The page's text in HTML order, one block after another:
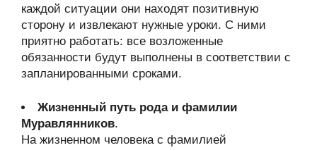
каждой ситуации они находят позитивную
сторону и извлекают нужные уроки. С ними
приятно работать: все возложенные
обязанности будут выполнены в соответствии с
запланированными сроками.
Жизненный путь рода и фамилии
Муравлянников.
На жизненном человека с фамилией